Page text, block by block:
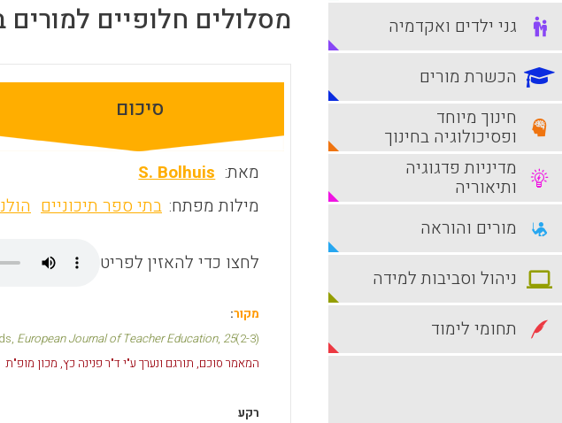
מסלולים חלופיים למורים
סיכום
מאת: S. Bolhuis
מילות מפתח: בתי ספר תיכוניים
לחצו כדי להאזין לפריט
מקור:
European Journal of Teacher Education, 25(2-3)
המאמר סוכם, תורגם ונערך ע"י ד"ר פנינה כץ, מכון מופ"ת
רקע
גני ילדים ואקדמיה
הכשרת מורים
חינוך מיוחד
ופסיכולוגיה בחינוך
מדיניות פדגוגיה
ותיאוריה
מורים והוראה
ניהול וסביבות למידה
תחומי לימוד